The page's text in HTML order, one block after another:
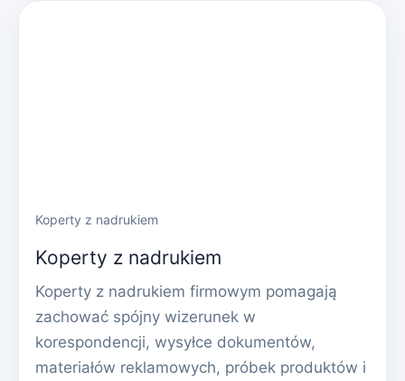
Koperty z nadrukiem
Koperty z nadrukiem
Koperty z nadrukiem firmowym pomagają
zachować spójny wizerunek w
korespondencji, wysyłce dokumentów,
materiałów reklamowych, próbek produktów i